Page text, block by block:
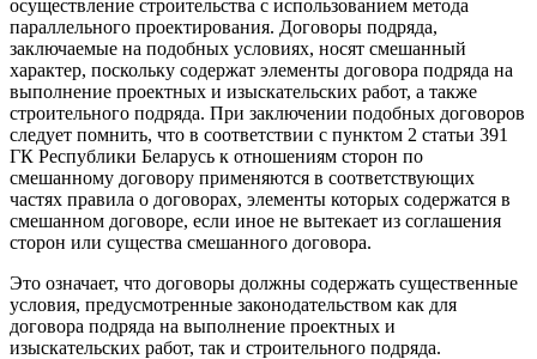
осуществление строительства с использованием метода
параллельного проектирования. Договоры подряда,
заключаемые на подобных условиях, носят смешанный
характер, поскольку содержат элементы договора подряда на
выполнение проектных и изыскательских работ, а также
строительного подряда. При заключении подобных договоров
следует помнить, что в соответствии с пунктом 2 статьи 391
ГК Республики Беларусь к отношениям сторон по
смешанному договору применяются в соответствующих
частях правила о договорах, элементы которых содержатся в
смешанном договоре, если иное не вытекает из соглашения
сторон или существа смешанного договора.
Это означает, что договоры должны содержать существенные
условия, предусмотренные законодательством как для
договора подряда на выполнение проектных и
изыскательских работ, так и строительного подряда.